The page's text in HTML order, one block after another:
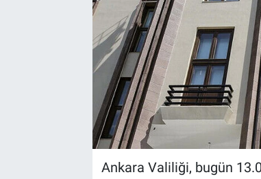
Ankara Valiliği, bugün